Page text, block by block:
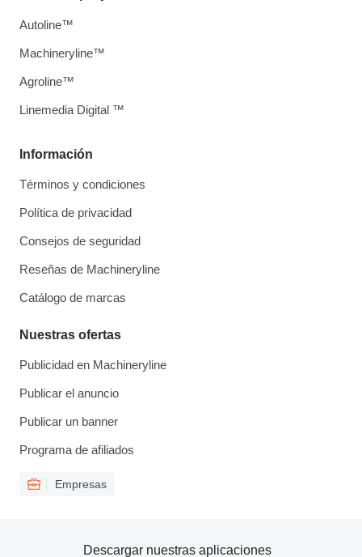
Información
Términos y condiciones
Política de privacidad
Consejos de seguridad
Reseñas de Machineryline
Catálogo de marcas
Nuestras ofertas
Publicidad en Machineryline
Publicar el anuncio
Publicar un banner
Programa de afiliados
Empresas
Autoline™
Machineryline™
Agroline™
Linemedia Digital ™
Descargar nuestras aplicaciones